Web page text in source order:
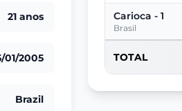
21 anos
01/2005
Brazil
Carioca - 1
Brasil
TOTAL